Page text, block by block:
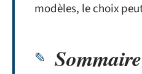
modèles, le choix
Sommaire